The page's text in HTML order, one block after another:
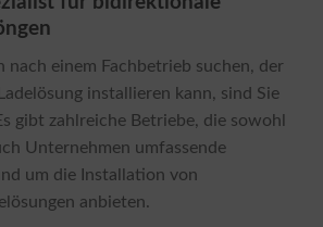
nach einem Fachbetrieb suchen, der
installieren kann, sind Sie
gibt zahlreiche Betriebe, die sowohl
Unternehmen umfassende
um die Installation von
anbieten.